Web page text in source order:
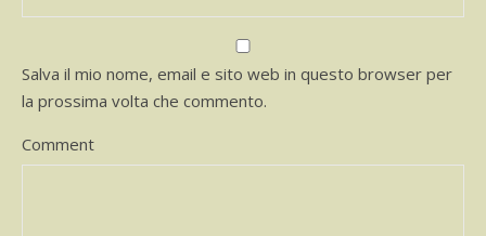
Salva il mio nome, email e sito web in questo browser per
la prossima volta che commento.
Comment